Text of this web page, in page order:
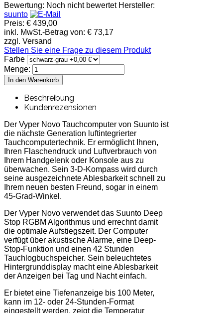
Bewertung: Noch nicht bewertet Hersteller:
suunto
Preis: € 439,00
inkl. MwSt.-Betrag von: € 73,17
zzgl. Versand
Stellen Sie eine Frage zu diesem Produkt
Farbe
Menge:
Beschreibung
Kundenrezensionen
Der Vyper Novo Tauchcomputer von Suunto ist
die nächste Generation luftintegrierter
Tauchcomputertechnik. Er ermöglicht Ihnen,
Ihren Flaschendruck und Luftverbrauch von
Ihrem Handgelenk oder Konsole aus zu
überwachen. Sein 3-D-Kompass wird durch
seine ausgezeichnete Ablesbarkeit schnell zu
Ihrem neuen besten Freund, sogar in einem
45-Grad-Winkel.
Der Vyper Novo verwendet das Suunto Deep
Stop RGBM Algorithmus und errechnt damit
die optimale Aufstiegszeit. Der Computer
verfügt über akustische Alarme, eine Deep-
Stop-Funktion und einen 42 Stunden
Tauchlogbuchspeicher. Sein beleuchtetes
Hintergrunddisplay macht eine Ablesbarkeit
der Anzeigen bei Tag und Nacht einfach.
Er bietet eine Tiefenanzeige bis 100 Meter,
kann im 12- oder 24-Stunden-Format
eingestellt werden, zeigt die Temperatur